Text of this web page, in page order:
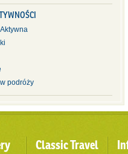
podróży
Classic Travel